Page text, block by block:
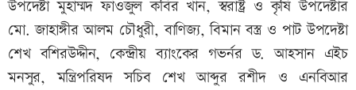
উপদেষ্টা মুহাম্মদ ফাওজুল কবির খান, স্বরাষ্ট্র ও কৃষি উপদেষ্টার
মো. জাহাঙ্গীর আলম চৌধুরী, বাণিজ্য, বিমান বস্ত্র ও পাট উপদেষ্টা
শেখ বশিরউদ্দীন, কেন্দ্রীয় ব্যাংকের গভর্নর ড. আহসান এইচ
মনসুর, মন্ত্রিপরিষদ সচিব শেখ আব্দুর রশীদ ও এনবিআর